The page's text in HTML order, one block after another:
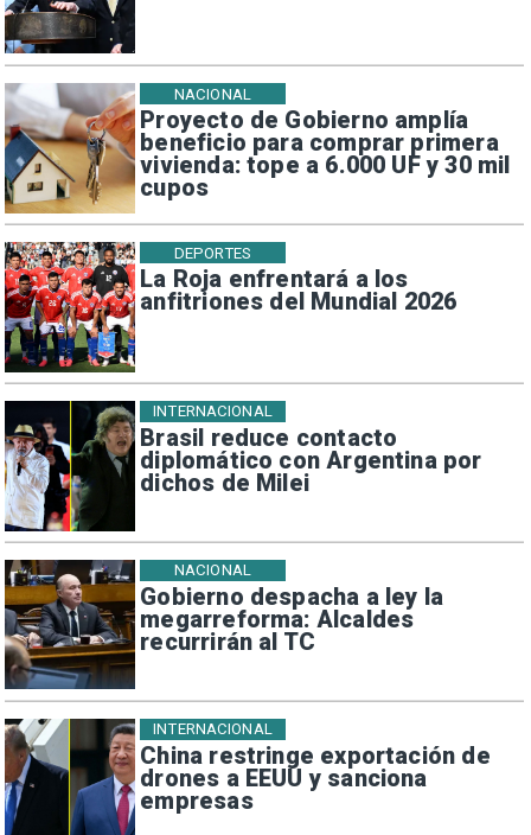
Proyecto de Gobierno amplía
beneficio para comprar primera
vivienda: tope a 6.000 UF y 30 mil
cupos
NACIONAL
La Roja enfrentará a los
anfitriones del Mundial 2026
DEPORTES
Brasil reduce contacto
diplomático con Argentina por
dichos de Milei
INTERNACIONAL
Gobierno despacha a ley la
megarreforma: Alcaldes
recurrirán al TC
NACIONAL
China restringe exportación de
drones a EEUU y sanciona
empresas
INTERNACIONAL